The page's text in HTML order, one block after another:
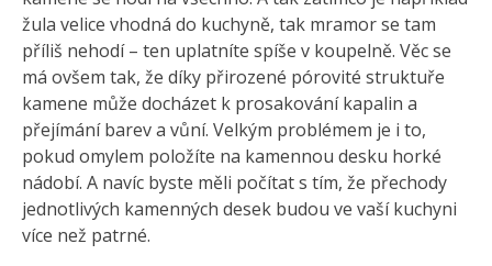
žula velice vhodná do kuchyně, tak mramor se tam
příliš nehodí – ten uplatníte spíše v koupelně. Věc se
má ovšem tak, že díky přirozené pórovité struktuře
kamene může docházet k prosakování kapalin a
přejímání barev a vůní. Velkým problémem je i to,
pokud omylem položíte na kamennou desku horké
nádobí. A navíc byste měli počítat s tím, že přechody
jednotlivých kamenných desek budou ve vaší kuchyni
více než patrné.